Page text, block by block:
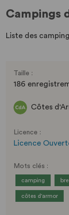
Campings
Liste des
Taille :
186
Côtes
Licence :
Licence
Mots clés :
camping
côtes d'armor